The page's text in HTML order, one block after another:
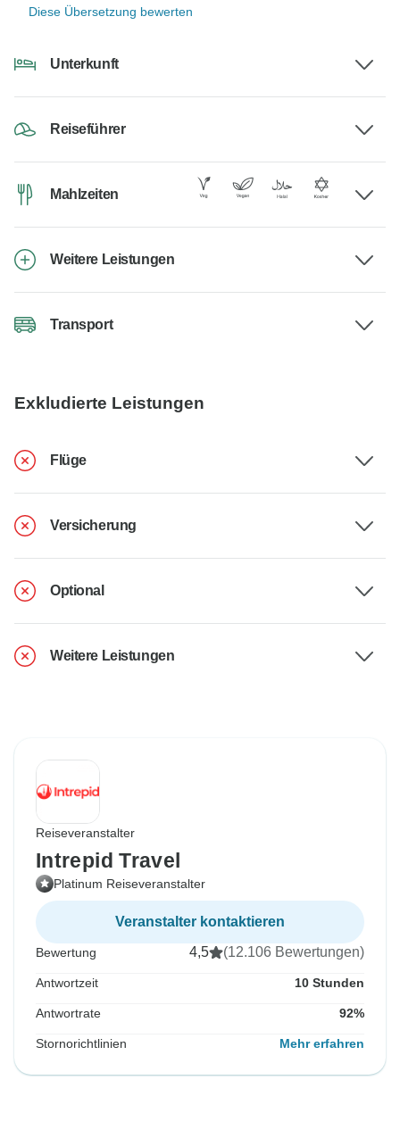
Diese Übersetzung bewerten
Unterkunft
Reiseführer
Mahlzeiten
Weitere Leistungen
Transport
Exkludierte Leistungen
Flüge
Versicherung
Optional
Weitere Leistungen
Reiseveranstalter
Intrepid Travel
Platinum Reiseveranstalter
Veranstalter kontaktieren
Bewertung 4,5 (12.106 Bewertungen)
Antwortzeit 10 Stunden
Antwortrate 92%
Stornorichtlinien Mehr erfahren